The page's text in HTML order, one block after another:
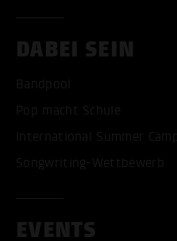
DABEI SEIN
Bandpool
Pop macht Schule
International Summer Camp
Songwriting-Wettbewerb
EVENTS